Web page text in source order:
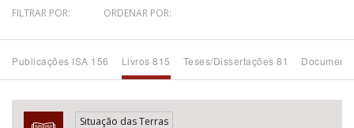
Povo Indígena
FILTRAR POR: ORDENAR POR:
Publicações ISA 156 Livros 815 Teses/Dissertações 81
Situação das Terras